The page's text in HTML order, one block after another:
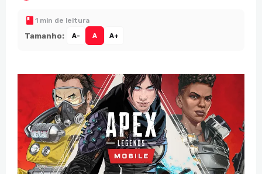
1 min de leitura
Tamanho: A- A A+